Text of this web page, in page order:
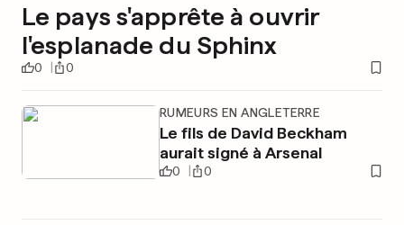
Le pays s'apprête à ouvrir
l'esplanade du Sphinx
0 0
RUMEURS EN ANGLETERRE
Le fils de David Beckham
aurait signé à Arsenal
0 0